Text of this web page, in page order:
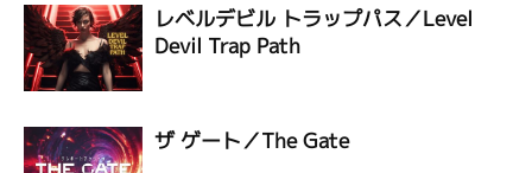
レベルデビル トラップパス／Level
Devil Trap Path
ザ ゲート／The Gate